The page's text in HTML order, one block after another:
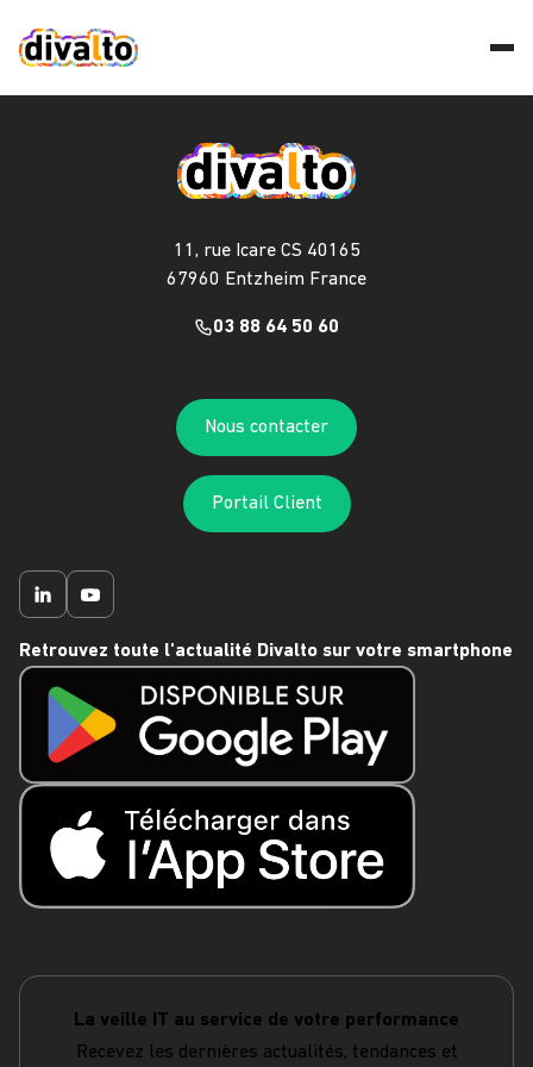
11, rue Icare CS 40165
67960 Entzheim France
03 88 64 50 60
Nous contacter
Portail Client
Retrouvez toute l'actualité Divalto sur votre smartphone
La veille IT au service de votre performance
Recevez les dernières actualités, tendances et